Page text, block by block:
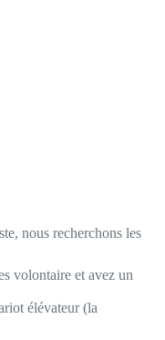
nous recherchons les
volontaire et avez un
élévateur (la